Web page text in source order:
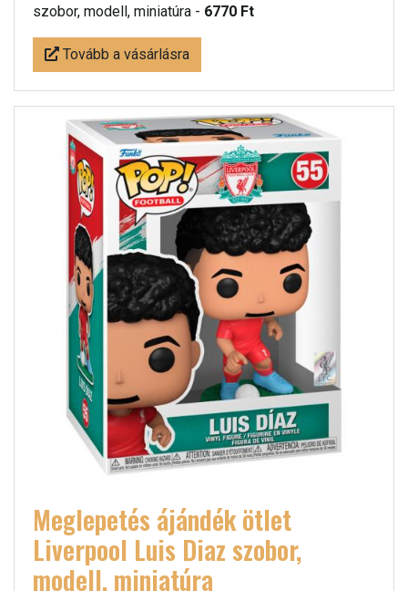
szobor, modell, miniatúra - 6770 Ft
Tovább a vásárlásra
Meglepetés ájándék ötlet
Liverpool Luis Diaz szobor,
modell, miniatúra